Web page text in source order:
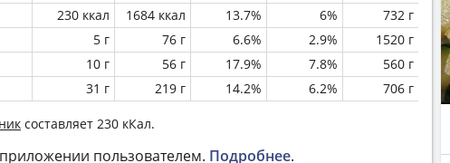
230 ккал 1684 ккал 13.7% 6%
732 г
5 г 76 г 6.6% 2.9%
1520 г
10 г 56 г 17.9% 7.8%
560 г
31 г 219 г 14.2% 6.2% 706 г
составляет 230 кКал.
пользователем. Подробнее.